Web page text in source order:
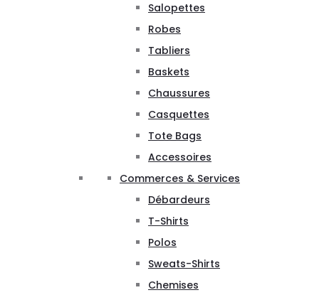
Salopettes
Robes
Tabliers
Baskets
Chaussures
Casquettes
Tote Bags
Accessoires
Commerces & Services
Débardeurs
T-Shirts
Polos
Sweats-Shirts
Chemises